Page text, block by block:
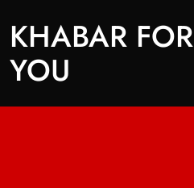
KHABAR FOR
YOU